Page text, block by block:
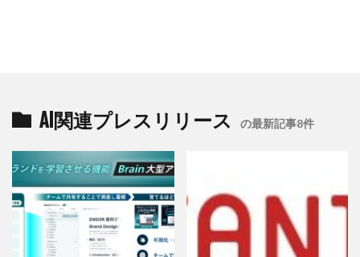
AI関連プレスリリース の最新記事8件